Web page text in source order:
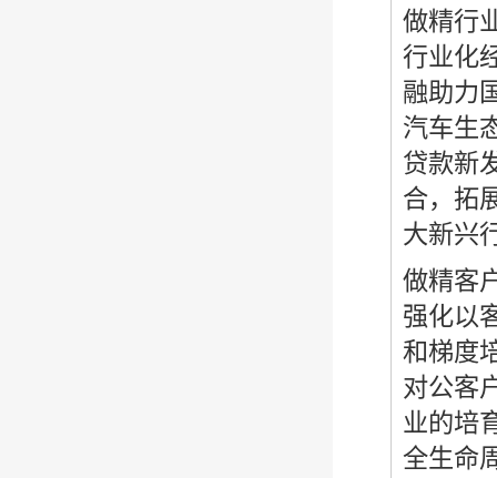
做精行
行业化
融助力
汽车生
贷款新
合，拓
大新兴
做精客
强化以
和梯度
对公客
业的培
全生命